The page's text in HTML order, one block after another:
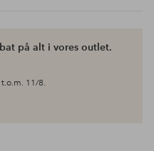
på alt i vores outlet.
11/8.